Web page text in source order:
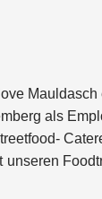
als
unseren